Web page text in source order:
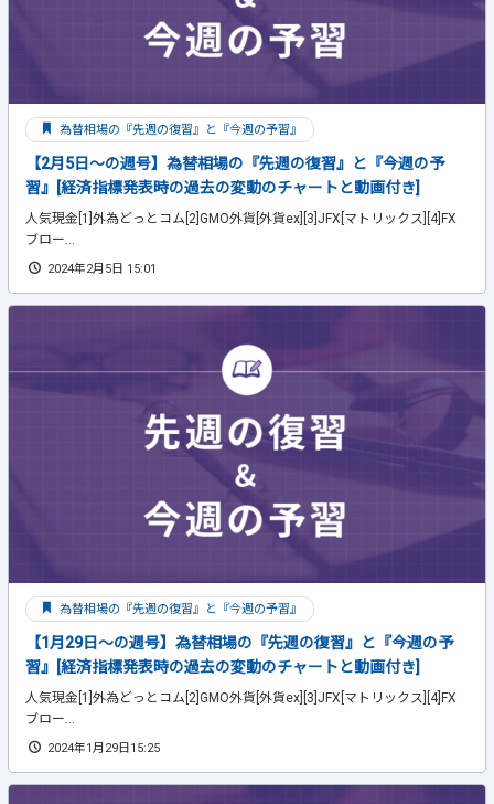
為替相場の『先週の復習』と『今週の予習』
【2月5日～の週号】為替相場の『先週の復習』と『今週の予
習』[経済指標発表時の過去の変動のチャートと動画付き]
人気現金[1]外為どっとコム[2]GMO外貨[外貨ex][3]JFX[マトリックス][4]FX
ブロー...
2024年2月5日 15:01
為替相場の『先週の復習』と『今週の予習』
【1月29日～の週号】為替相場の『先週の復習』と『今週の予
習』[経済指標発表時の過去の変動のチャートと動画付き]
人気現金[1]外為どっとコム[2]GMO外貨[外貨ex][3]JFX[マトリックス][4]FX
ブロー...
2024年1月29日15:25